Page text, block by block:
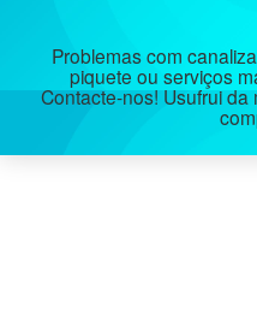
Problemas com
piquete ou serviços
Contacte-nos! Usufrui